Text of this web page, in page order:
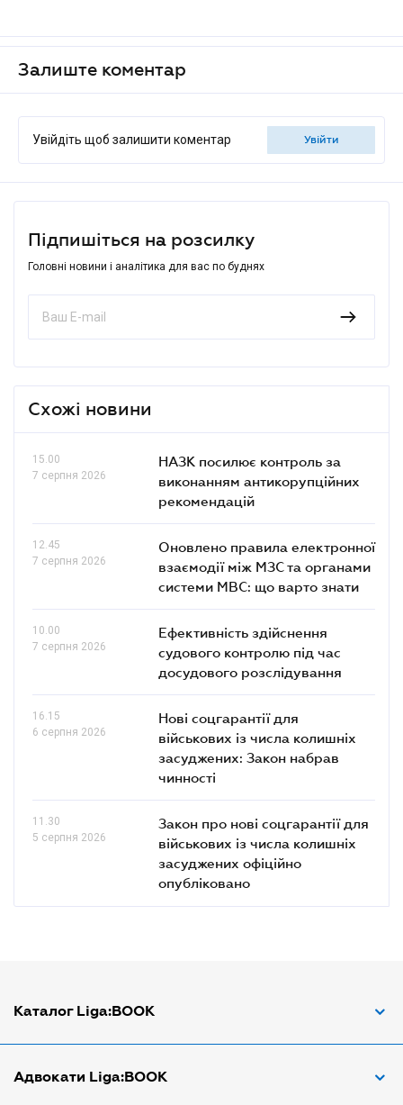
Залиште коментар
Увійдіть щоб залишити коментар увійти
Підпишіться на розсилку
Головні новини і аналітика для вас по буднях
Схожі новини
15.00
7 серпня 2026
НАЗК посилює контроль за
виконанням антикорупційних
рекомендацій
12.45
7 серпня 2026
Оновлено правила електронної
взаємодії між МЗС та органами
системи МВС: що варто знати
10.00
7 серпня 2026
Ефективність здійснення
судового контролю під час
досудового розслідування
16.15
6 серпня 2026
Нові соцгарантії для
військових із числа колишніх
засуджених: Закон набрав
чинності
11.30
5 серпня 2026
Закон про нові соцгарантії для
військових із числа колишніх
засуджених офіційно
опубліковано
Каталог Liga:BOOK
Адвокат по ДТП
Адвокати Liga:BOOK